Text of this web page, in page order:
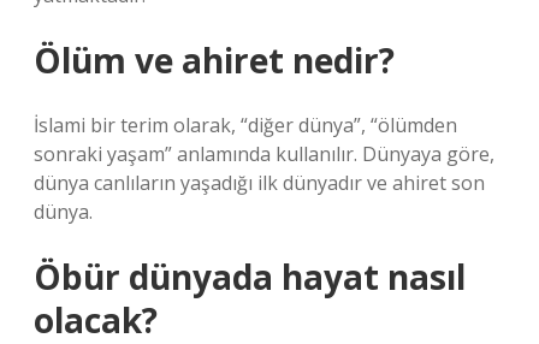
Ölüm ve ahiret nedir?
İslami bir terim olarak, “diğer dünya”, “ölümden
sonraki yaşam” anlamında kullanılır. Dünyaya göre,
dünya canlıların yaşadığı ilk dünyadır ve ahiret son
dünya.
Öbür dünyada hayat nasıl
olacak?